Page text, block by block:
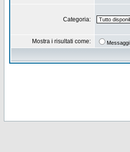
Categoria:
Mostra i risultati come: Messaggi